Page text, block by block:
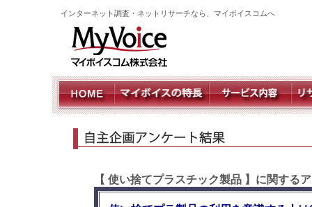
インターネット調査・ネットリサーチなら、マイボイスコムへ
【 使い捨てプラスチック製品 】に関する